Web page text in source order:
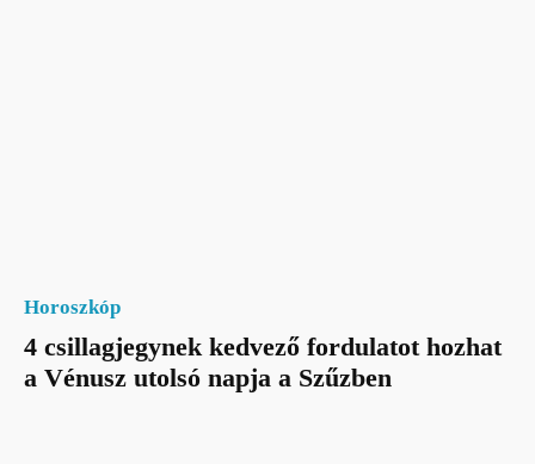
Horoszkóp
4 csillagjegynek kedvező fordulatot hozhat
a Vénusz utolsó napja a Szűzben